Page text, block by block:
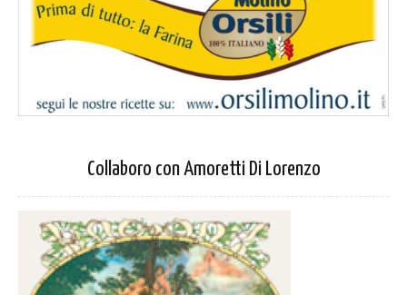
Collaboro con Amoretti Di Lorenzo